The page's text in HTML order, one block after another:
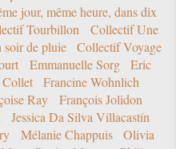
jour, même heure, dans dix
Tourbillon
Collectif Une
de pluie
Collectif Voyage
Emmanuelle Sorg
Eric
Francine Wohnlich
Ray
François Jolidon
Jessica Da Silva Villacastín
Mélanie Chappuis
Olivia